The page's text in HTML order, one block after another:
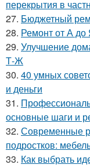
перекрытия в
27. Бюджетный
28. Ремонт от А до
29. Улучшение
Т-Ж
30. 40 умных
и деньги
31.
основные шаги и
32. Современные
подростков:
33. Как выбрать